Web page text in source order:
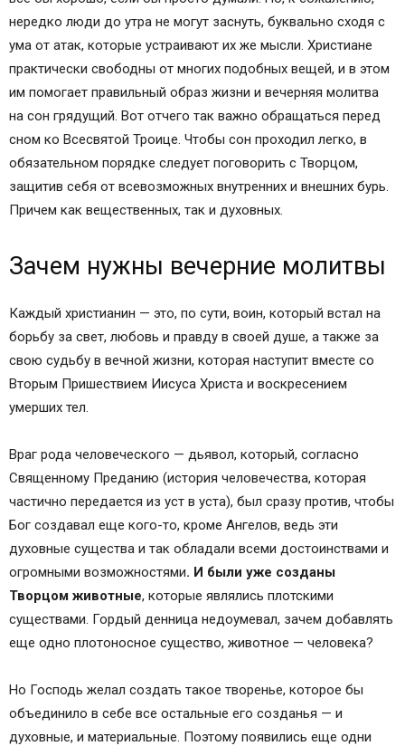
нередко люди до утра не могут заснуть, буквально сходя с
ума от атак, которые устраивают их же мысли. Христиане
практически свободны от многих подобных вещей, и в этом
им помогает правильный образ жизни и вечерняя молитва
на сон грядущий. Вот отчего так важно обращаться перед
сном ко Всесвятой Троице. Чтобы сон проходил легко, в
обязательном порядке следует поговорить с Творцом,
защитив себя от всевозможных внутренних и внешних бурь.
Причем как вещественных, так и духовных.
Зачем нужны вечерние молитвы
Каждый христианин — это, по сути, воин, который встал на
борьбу за свет, любовь и правду в своей душе, а также за
свою судьбу в вечной жизни, которая наступит вместе со
Вторым Пришествием Иисуса Христа и воскресением
умерших тел.
Враг рода человеческого — дьявол, который, согласно
Священному Преданию (история человечества, которая
частично передается из уст в уста), был сразу против, чтобы
Бог создавал еще кого-то, кроме Ангелов, ведь эти
духовные существа и так обладали всеми достоинствами и
огромными возможностями. И были уже созданы
Творцом животные, которые являлись плотскими
существами. Гордый денница недоумевал, зачем добавлять
еще одно плотоносное существо, животное — человека?
Но Господь желал создать такое творенье, которое бы
объединило в себе все остальные его созданья — и
духовные, и материальные. Поэтому появились еще одни